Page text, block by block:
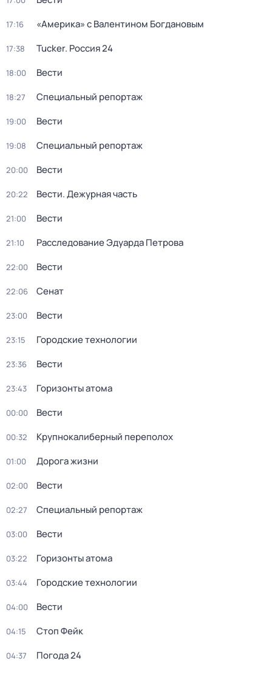
17:16 «Америка» с Валентином Богдановым
17:38 Tucker. Россия 24
18:00 Вести
18:27 Специальный репортаж
19:00 Вести
19:08 Специальный репортаж
20:00 Вести
20:22 Вести. Дежурная часть
21:00 Вести
21:10 Расследование Эдуарда Петрова
22:00 Вести
22:06 Сенат
23:00 Вести
23:15 Городские технологии
23:36 Вести
23:43 Горизонты атома
00:00 Вести
00:32 Крупнокалиберный переполох
01:00 Дорога жизни
02:00 Вести
02:27 Специальный репортаж
03:00 Вести
03:22 Горизонты атома
03:44 Городские технологии
04:00 Вести
04:15 Стоп Фейк
04:37 Погода 24